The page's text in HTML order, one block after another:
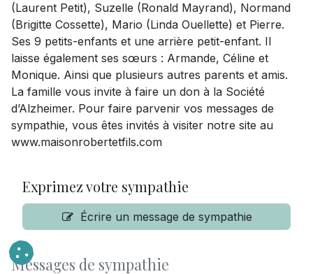
(Laurent Petit), Suzelle (Ronald Mayrand), Normand
(Brigitte Cossette), Mario (Linda Ouellette) et Pierre.
Ses 9 petits-enfants et une arrière petit-enfant. Il
laisse également ses sœurs : Armande, Céline et
Monique. Ainsi que plusieurs autres parents et amis.
La famille vous invite à faire un don à la Société
d’Alzheimer. Pour faire parvenir vos messages de
sympathie, vous êtes invités à visiter notre site au
www.maisonrobertetfils.com
Exprimez votre sympathie
Écrire un message de sympathie
Messages de sympathie